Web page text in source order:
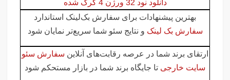
دانلود نود 32 ورژن 4 کرک شده
بهترین پیشنهادات برای سفارش بک‌لینک استاندارد
سفارش بک لینک و نتایج سئو شما سریع‌تر نمایان شود
ارتقای برند شما در عرصه رقابت‌های آنلاین سفارش سئو
سایت خارجی تا جایگاه برند شما در بازار مستحکم شود